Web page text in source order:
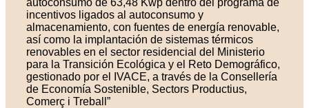
incentivos ligados al autoconsumo y
almacenamiento, con fuentes de energía renovable,
así como la implantación de sistemas térmicos
renovables en el sector residencial del Ministerio
para la Transición Ecológica y el Reto Demográfico,
gestionado por el IVACE, a través de la Consellería
de Economía Sostenible, Sectors Productius,
Comerç i Treball”